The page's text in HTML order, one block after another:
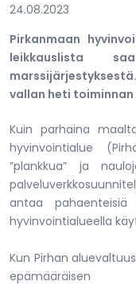
24.08.2023
Pirkanmaan
leikkauslista
vallan heti
Kuin parhaina
hyvinvointialue
”plankkua” ja
antaa
hyvinvointialueella
Kun Pirhan